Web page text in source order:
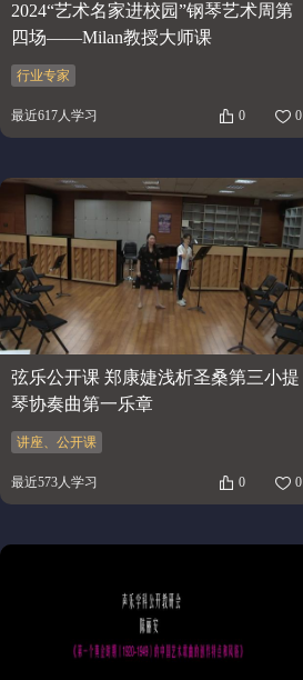
2024“艺术名家进校园”钢琴艺术周第
四场——Milan教授大师课
行业专家
最近617人学习 0 0
弦乐公开课 郑康婕浅析圣桑第三小提
琴协奏曲第一乐章
讲座、公开课
最近573人学习 0 0